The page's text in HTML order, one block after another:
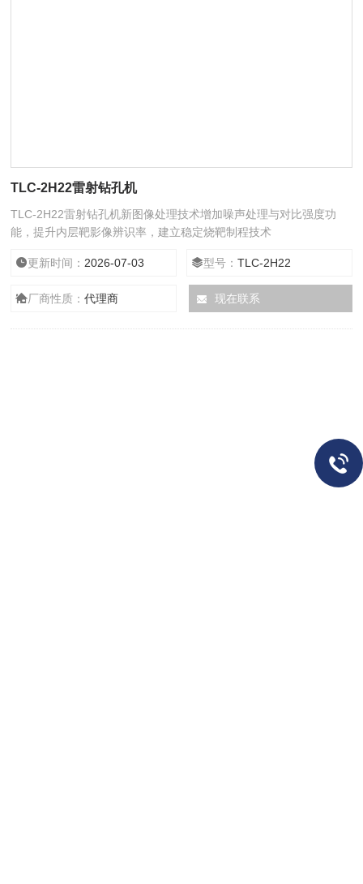
TLC-2H22雷射钻孔机
TLC-2H22雷射钻孔机新图像处理技术增加噪声处理与对比强度功
能，提升内层靶影像辨识率，建立稳定烧靶制程技术
更新时间： 2026-07-03 型号：TLC-2H22
厂商性质：代理商 现在联系